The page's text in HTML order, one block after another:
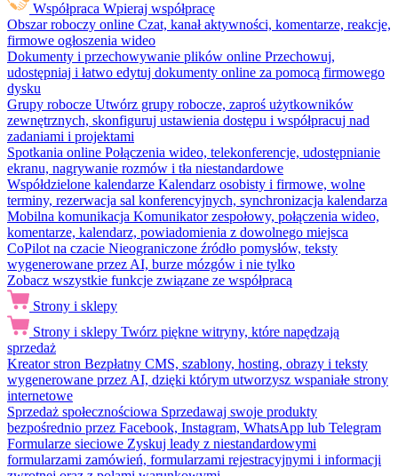
Współpraca Wpieraj współpracę
Obszar roboczy online Czat, kanał aktywności, komentarze, reakcje,
firmowe ogłoszenia wideo
Dokumenty i przechowywanie plików online Przechowuj,
udostępniaj i łatwo edytuj dokumenty online za pomocą firmowego
dysku
Grupy robocze Utwórz grupy robocze, zaproś użytkowników
zewnętrznych, skonfiguruj ustawienia dostępu i współpracuj nad
zadaniami i projektami
Spotkania online Połączenia wideo, telekonferencje, udostępnianie
ekranu, nagrywanie rozmów i tła niestandardowe
Współdzielone kalendarze Kalendarz osobisty i firmowe, wolne
terminy, rezerwacja sal konferencyjnych, synchronizacja kalendarza
Mobilna komunikacja Komunikator zespołowy, połączenia wideo,
komentarze, kalendarz, powiadomienia z dowolnego miejsca
CoPilot na czacie Nieograniczone źródło pomysłów, teksty
wygenerowane przez AI, burze mózgów i nie tylko
Zobacz wszystkie funkcje związane ze współpracą
Strony i sklepy
Strony i sklepy Twórz piękne witryny, które napędzają
sprzedaż
Kreator stron Bezpłatny CMS, szablony, hosting, obrazy i teksty
wygenerowane przez AI, dzięki którym utworzysz wspaniałe strony
internetowe
Sprzedaż społecznościowa Sprzedawaj swoje produkty
bezpośrednio przez Facebook, Instagram, WhatsApp lub Telegram
Formularze sieciowe Zyskuj leady z niestandardowymi
formularzami zamówień, formularzami rejestracyjnymi i informacji